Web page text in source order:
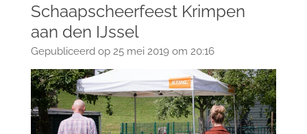
Schaapscheerfeest Krimpen
aan den IJssel
Gepubliceerd op 25 mei 2019 om 20:16